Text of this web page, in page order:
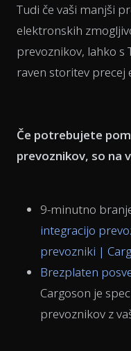
Tudi če vaši manjši
elektronskih
prevoznikov, lahko s
raven storitev precej
Če potrebujete
prevoznikov, so na
9-minutno
integracijo
prevozniki |
Brezplaten
Cargoson je
prevoznikov z